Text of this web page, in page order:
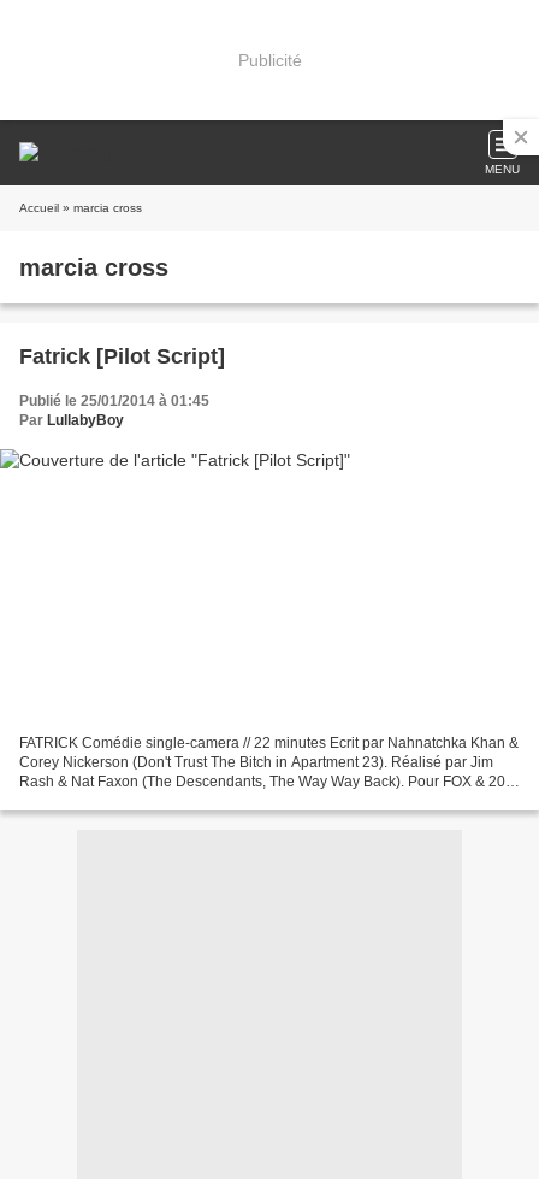
Publicité
MENU
Accueil » marcia cross
marcia cross
Fatrick [Pilot Script]
Publié le 25/01/2014 à 01:45
Par LullabyBoy
FATRICK Comédie single-camera // 22 minutes Ecrit par Nahnatchka Khan &
Corey Nickerson (Don't Trust The Bitch in Apartment 23). Réalisé par Jim
Rash & Nat Faxon (The Descendants, The Way Way Back). Pour FOX & 20th